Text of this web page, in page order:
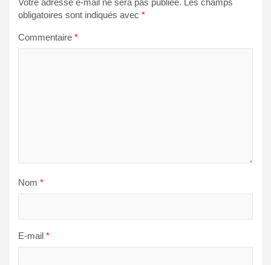
Votre adresse e-mail ne sera pas publiée. Les champs
obligatoires sont indiqués avec *
Commentaire *
Nom *
E-mail *